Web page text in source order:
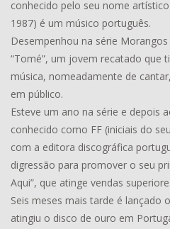
conhecido pelo seu nome
1987) é um músico português.
Desempenhou na série
“Tomé”, um jovem recatado que
música, nomeadamente de
em público.
Esteve um ano na série e depois
conhecido como FF (iniciais do
com a editora discográfica
digressão para promover o seu
Aqui”, que atinge vendas
Seis meses mais tarde é lançado
atingiu o disco de ouro em